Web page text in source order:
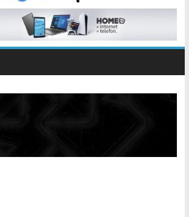
Marija Buhač, ministar Ivo Bevanda i
čestitali organizatoricama na realizaciji
kampa “Izlazi vani”